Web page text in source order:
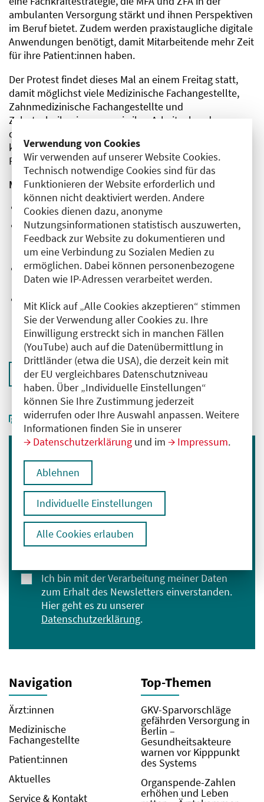
Verwendung von Cookies
Wir verwenden auf unserer Website Cookies.
Technisch notwendige Cookies sind für das
Funktionieren der Website erforderlich und
können nicht deaktiviert werden. Andere
Cookies dienen dazu, anonyme
Nutzungsinformationen statistisch auszuwerten,
Feedback zur Website zu dokumentieren und
um eine Verbindung zu Sozialen Medien zu
ermöglichen. Dabei können personenbezogene
Daten wie IP-Adressen verarbeitet werden.
Mit Klick auf „Alle Cookies akzeptieren“ stimmen
Sie der Verwendung aller Cookies zu. Ihre
Einwilligung erstreckt sich in manchen Fällen
(YouTube) auch auf die Datenübermittlung in
Drittländer (etwa die USA), die derzeit kein mit
der EU vergleichbares Datenschutzniveau
haben. Über „Individuelle Einstellungen“
können Sie Ihre Zustimmung jederzeit
widerrufen oder Ihre Auswahl anpassen. Weitere
Informationen finden Sie in unserer
Datenschutzerklärung und im Impressum.
Ablehnen
Individuelle Einstellungen
Alle Cookies erlauben
ambulanten Versorgung stärkt und ihnen Perspektiven
im Beruf bietet. Zudem werden praxistaugliche digitale
Anwendungen benötigt, damit Mitarbeitende mehr Zeit
für ihre Patient:innen haben.
Der Protest findet dieses Mal an einem Freitag statt,
damit möglichst viele Medizinische Fachangestellte,
Zahnmedizinische Fachangestellte und
Zahntechniker:innen sowie ihre Arbeitgebenden aus
dem gesamten Bundesgebiet nach Berlin kommen
können. Die Ärztekammer Berlin unterstützt die
Protestaktion.
MFA-Protesttag
Datum: Freitag, 8. September 2023
Zeit: 12–13 Uhr Gespräche mit
Bundestagsabgeordneten, Bürger:innen sowie
Vertreter:innen der Presse; 13–15 Uhr Kundgebung
Ort: Pariser Platz, vor dem Brandenburger Tor in
Berlin
Weitere Informationen und Anmeldung:
https://www.vmf-online.de/verband/termine/t-
2023-09-08-protest-berlin
Zurück zur Übersicht
Immer informiert bleiben
Melden Sie sich für unseren Newsletter an:
E-Mail-Adresse eingeben
Ich bin mit der Verarbeitung meiner Daten
zum Erhalt des Newsletters einverstanden.
Hier geht es zu unserer
Datenschutzerklärung.
Anmelden
Navigation
Ärzt:innen
Medizinische
Fachangestellte
Patient:innen
Aktuelles
Service & Kontakt
Top-Themen
GKV-Sparvorschläge
gefährden Versorgung in
Berlin –
Gesundheitsakteure
warnen vor Kipppunkt
des Systems
Organspende-Zahlen
erhöhen und Leben